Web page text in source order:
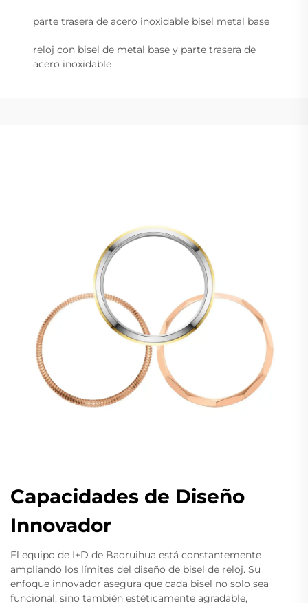
parte trasera de acero inoxidable bisel metal base
reloj con bisel de metal base y parte trasera de
acero inoxidable
Capacidades de Diseño
Innovador
El equipo de I+D de Baoruihua está constantemente
ampliando los límites del diseño de bisel de reloj. Su
enfoque innovador asegura que cada bisel no solo sea
funcional, sino también estéticamente agradable,